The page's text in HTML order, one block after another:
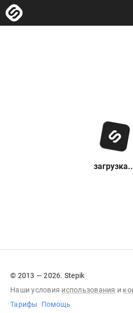
© 2013 — 2026. Stepik
Наши условия использования и
Тарифы
Помощь